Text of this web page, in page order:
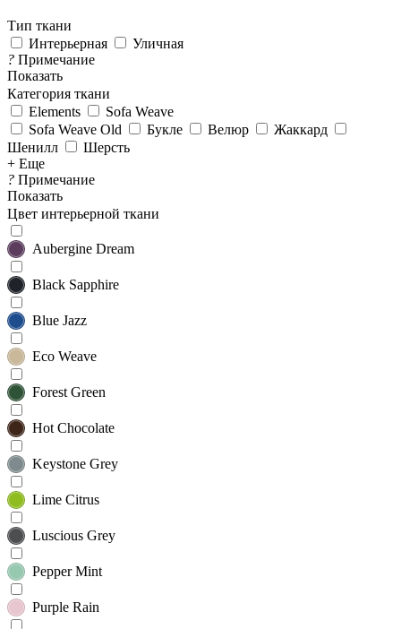
Тип ткани
Интерьерная
Уличная
? Примечание
Показать
Категория ткани
Elements
Sofa Weave
Sofa Weave Old
Букле Велюр
Жаккард
Шенилл
Шерсть
+ Еще
? Примечание
Показать
Цвет интерьерной ткани
Aubergine Dream
Black Sapphire
Blue Jazz
Eco Weave
Forest Green
Hot Chocolate
Keystone Grey
Lime Citrus
Luscious Grey
Pepper Mint
Purple Rain